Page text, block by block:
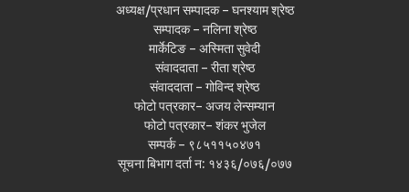
अध्यक्ष/प्रधान सम्पादक - घनश्याम श्रेष्ठ
सम्पादक - नलिना श्रेष्ठ
मार्केटिङ - अस्मिता सुवेदी
संवाददाता - रीता श्रेष्ठ
संवाददाता - गोविन्द श्रेष्ठ
फोटो पत्रकार- अजय लेन्सम्यान
फोटो पत्रकार- शंकर भुजेल
सम्पर्क - ९८५११५०४७१
सूचना बिभाग दर्ता न: १४३६/०७६/०७७